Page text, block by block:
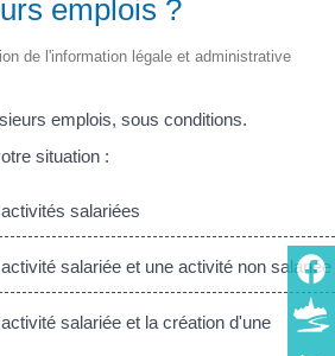
emplois ?
de l'information légale et administrative
emplois, sous conditions.
situation :
salariées
salariée et une activité non salariée
salariée et la création d'une